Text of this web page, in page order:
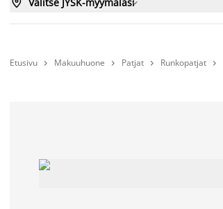

Etusivu  Makuuhuone  Patjat  Runkopatjat 